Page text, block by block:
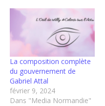
La composition complète
du gouvernement de
Gabriel Attal
février 9, 2024
Dans "Media Normandie"